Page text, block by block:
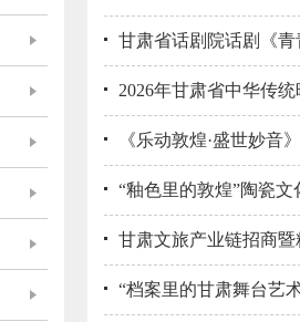
甘肃省话剧院话剧《
2026年甘肃省中华传
《乐动敦煌·盛世妙音
“釉色里的敦煌”陶瓷
甘肃文旅产业链招商
“档案里的甘肃舞台艺